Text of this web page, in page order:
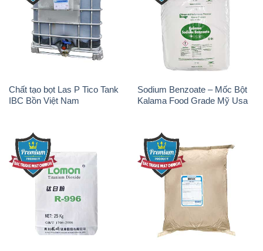
Chất tạo bọt Las P Tico Tank
IBC Bồn Việt Nam
Sodium Benzoate – Mốc Bột
Kalama Food Grade Mỹ Usa